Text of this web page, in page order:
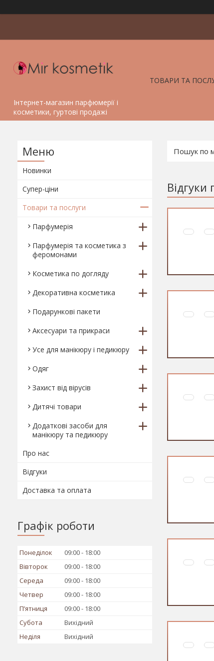
Інтернет-магазин парфюмерії і
косметики, гуртові продажі
ТОВАРИ ТА
Новинки
Супер-ціни
Товари та послуги
Парфумерія
Парфумерія та косметика з
феромонами
Косметика по догляду
Декоративна косметика
Подарункові пакети
Аксесуари та прикраси
Усе для манікюру і педикюру
Одяг
Захист від вірусів
Дитячі товари
Додаткові засоби для
манікюру та педикюру
Про нас
Відгуки
Доставка та оплата
Графік роботи
Понеділок 09:00
18:00
Вівторок
09:00
18:00
Середа
09:00
18:00
Четвер
09:00
18:00
Пʼятниця
09:00
18:00
Субота
Вихідний
Неділя
Вихідний